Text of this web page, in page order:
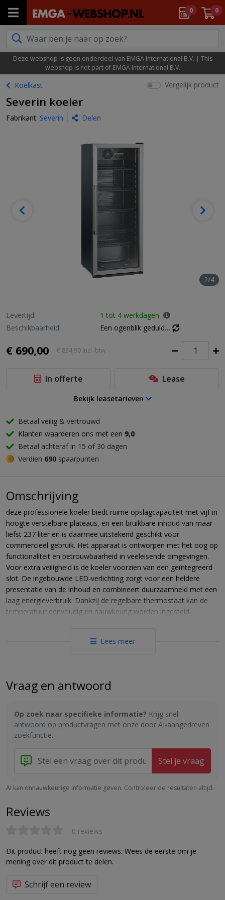
0 0
Deze webshop is geen onderdeel van EMGA International B.V. | This
webshop is not part of EMGA International B.V.
Koelkast Vergelijk product
Severin koeler
Fabrikant: Severin Delen
2/4
Levertijd:
1 tot 4 werkdagen
Beschikbaarheid:
Een ogenblik geduld…
€ 690,00 € 834,90 incl. btw
In offerte Lease
Bekijk leasetarieven
Betaal veilig & vertrouwd
Klanten waarderen ons met een 9,0
Betaal achteraf in 15 of 30 dagen
Verdien 690 spaarpunten
Omschrijving
deze professionele koeler biedt ruime opslagcapaciteit met vijf in
hoogte verstelbare plateaus, en een bruikbare inhoud van maar
liefst 237 liter en is daarmee uitstekend geschikt voor
commercieel gebruik. Het apparaat is ontworpen met het oog op
functionaliteit en betrouwbaarheid in veeleisende omgevingen.
Voor extra veiligheid is de koeler voorzien van een geïntegreerd
slot. De ingebouwde LED-verlichting zorgt voor een heldere
presentatie van de inhoud en combineert duurzaamheid met een
laag energieverbruik. Dankzij de regelbare thermostaat kan de
temperatuur eenvoudig en nauwkeurig worden ingesteld.
biedt ruimte voor circa 150 flessen van 0,5 liter
Lees meer
Vraag en antwoord
Op zoek naar specifieke informatie? Krijg snel
antwoord op productvragen met onze door AI-aangedreven
zoekfunctie.
Stel je vraag
AI kan onnauwkeurige informatie geven. Controleer de resultaten altijd.
Reviews
0 reviews
Dit product heeft nog geen reviews. Wees de eerste om je
mening over dit product te delen.
Schrijf een review